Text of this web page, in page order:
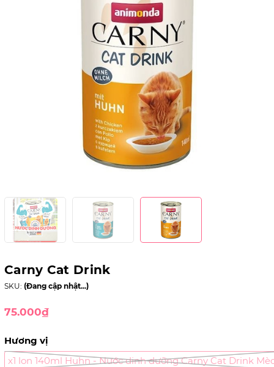
Carny Cat Drink
SKU: (Đang cập nhật...)
75.000₫
Hương vị
x1 lon 140ml Huhn - Nước dinh dưỡng Carny Cat Drink